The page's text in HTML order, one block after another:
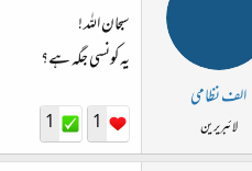
الف نظامی
لائبریرین
سبحان اللہ !
یہ کونسی جگہ ہے؟
1
1